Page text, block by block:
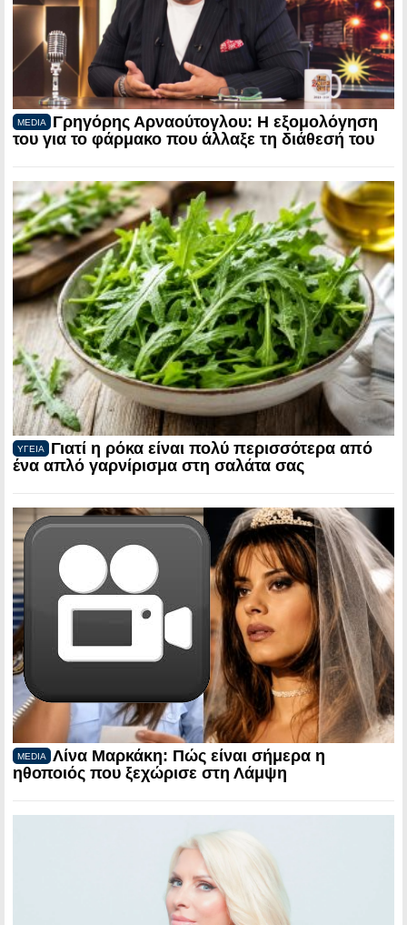
MEDIA
Γρηγόρης Αρναούτογλου: Η εξομολόγηση
του για το φάρμακο που άλλαξε τη διάθεσή του
ΥΓΕΙΑ
Γιατί η ρόκα είναι πολύ περισσότερα από
ένα απλό γαρνίρισμα στη σαλάτα σας
MEDIA
Λίνα Μαρκάκη: Πώς είναι σήμερα η
ηθοποιός που ξεχώρισε στη Λάμψη